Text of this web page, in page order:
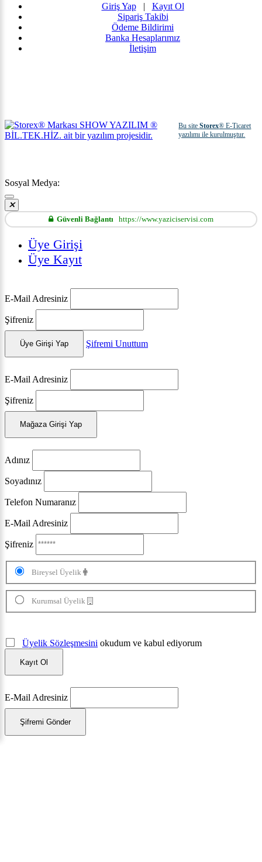
Giriş Yap| Kayıt Ol
Sipariş Takibi
Ödeme Bildirimi
Banka Hesaplarımız
İletişim
Bu siteStorex® E-Ticaret
yazılımı ile kurulmuştur.
Sosyal Medya:
Güvenli Bağlantı https://www.yaziciservisi.com
Üye Girişi
Üye Kayıt
E-Mail Adresiniz
Şifreniz
Üye Girişi Yap Şifremi Unuttum
E-Mail Adresiniz
Şifreniz
Mağaza Girişi Yap
Adınız
Soyadınız
Telefon Numaranız
E-Mail Adresiniz
Şifreniz
Bireysel Üyelik
Kurumsal Üyelik
Üyelik Sözleşmesini okudum ve kabul ediyorum
Kayıt Ol
E-Mail Adresiniz
Şifremi Gönder